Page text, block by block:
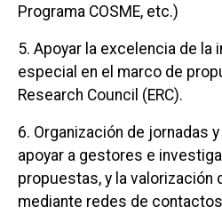
Programa COSME, etc.)
5. Apoyar la excelencia de la
especial en el marco de
Research Council (ERC).
6. Organización de jornadas
apoyar a gestores e
propuestas, y la
mediante redes de